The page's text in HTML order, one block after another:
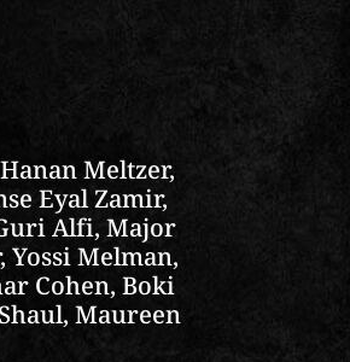
Meltzer,
Eyal Zamir,
Alfi, Major
Yossi Melman,
Cohen, Boki
Maureen